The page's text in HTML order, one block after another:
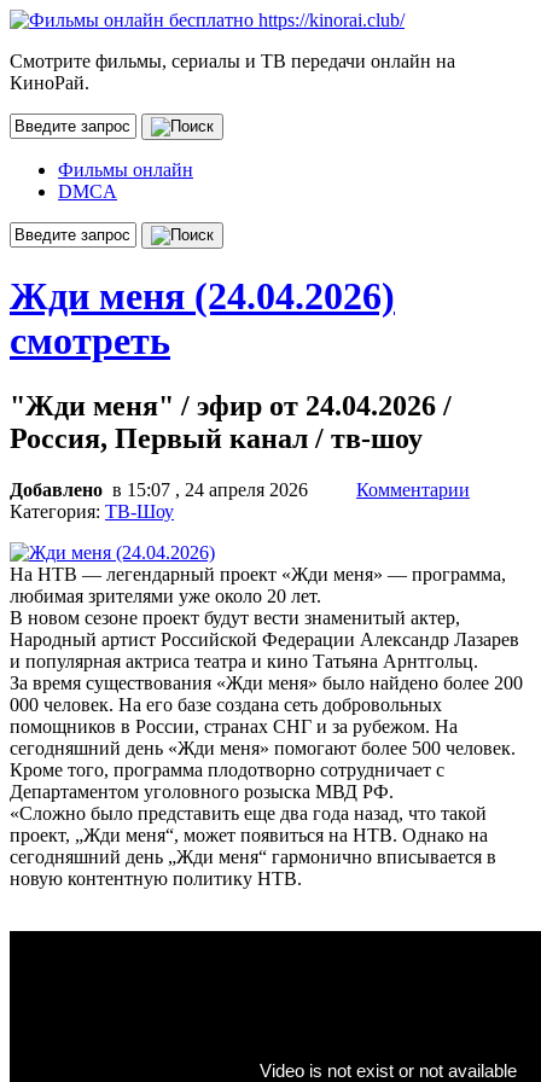
Смотрите фильмы, сериалы и ТВ передачи онлайн на
КиноРай.
Фильмы онлайн
DMCA
Жди меня (24.04.2026)
смотреть
"Жди меня" / эфир от 24.04.2026 /
Россия, Первый канал / тв-шоу
Добавлено в 15:07 , 24 апреля 2026
Комментарии
Категория: ТВ-Шоу
На НТВ — легендарный проект «Жди меня» — программа,
любимая зрителями уже около 20 лет.
В новом сезоне проект будут вести знаменитый актер,
Народный артист Российской Федерации Александр Лазарев
и популярная актриса театра и кино Татьяна Арнтгольц.
За время существования «Жди меня» было найдено более 200
000 человек. На его базе создана сеть добровольных
помощников в России, странах СНГ и за рубежом. На
сегодняшний день «Жди меня» помогают более 500 человек.
Кроме того, программа плодотворно сотрудничает с
Департаментом уголовного розыска МВД РФ.
«Сложно было представить еще два года назад, что такой
проект, „Жди меня“, может появиться на НТВ. Однако на
сегодняшний день „Жди меня“ гармонично вписывается в
новую контентную политику НТВ.